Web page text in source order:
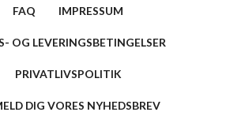
FAQ IMPRESSUM
OG LEVERINGSBETINGELSER
PRIVATLIVSPOLITIK
DIG VORES NYHEDSBREV